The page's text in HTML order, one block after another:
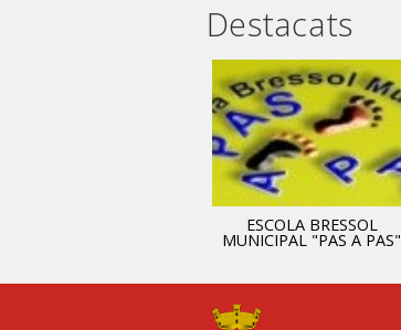
Destacats
ESCOLA BRESSOL
MUNICIPAL "PAS A PAS"